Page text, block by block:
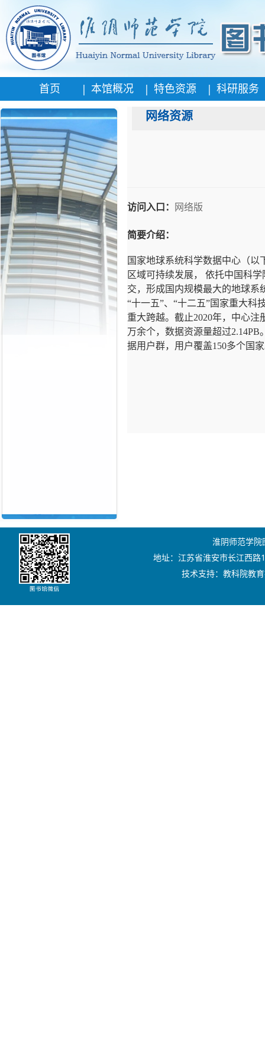
首页 | 本馆概况 | 特色资源 | 科研服务
网络资源
访问入口： 网络版
简要介绍：
国家地球系统科学数据中心（
区域可持续发展， 依托中国科
交，形成国内规模最大的地球系
“十一五”、 “十二五”国家重大科
重大跨越。截止2020年，中心注
万余个，数据资源量超过2.14PB
据用户群，用户覆盖150多个国
淮阴师范学
地址：江苏省淮安市长江西
技术支持：教科院教